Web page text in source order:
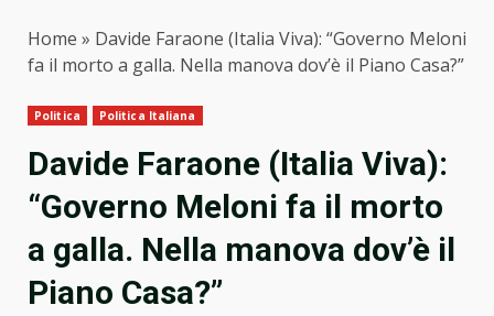
Home » Davide Faraone (Italia Viva): “Governo Meloni
fa il morto a galla. Nella manova dov’è il Piano Casa?”
Politica Politica Italiana
Davide Faraone (Italia Viva):
“Governo Meloni fa il morto
a galla. Nella manova dov’è il
Piano Casa?”